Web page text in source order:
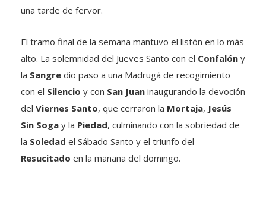
una tarde de fervor.
El tramo final de la semana mantuvo el listón en lo más
alto. La solemnidad del Jueves Santo con el Confalón y
la Sangre dio paso a una Madrugá de recogimiento
con el Silencio y con San Juan inaugurando la devoción
del Viernes Santo, que cerraron la Mortaja, Jesús
Sin Soga y la Piedad, culminando con la sobriedad de
la Soledad el Sábado Santo y el triunfo del
Resucitado en la mañana del domingo.